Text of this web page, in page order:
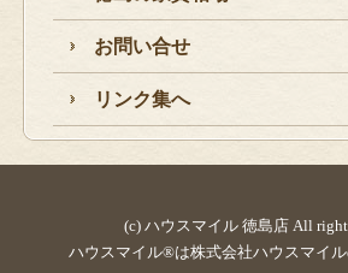
お問い合せ
リンク集へ
(c) ハウスマイル 徳島店 All
ハウスマイル®は株式会社ハウスマイル